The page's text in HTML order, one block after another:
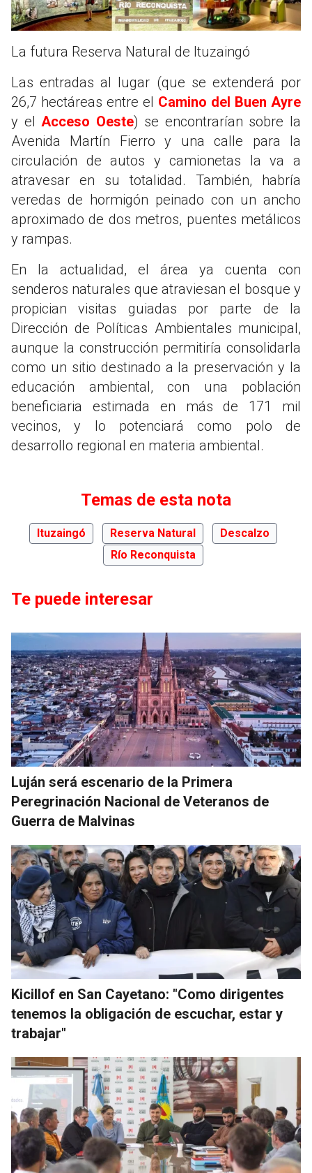
La futura Reserva Natural de Ituzaingó
Las entradas al lugar (que se extenderá por
26,7 hectáreas entre el Camino del Buen Ayre
y elAcceso Oeste) se encontrarían sobre la
Avenida Martín Fierro y una calle para la
circulación de autos y camionetas la va a
atravesar en su totalidad. También, habría
veredas de hormigón peinado con un ancho
aproximado de dos metros, puentes metálicos
y rampas.
En la actualidad, el área ya cuenta con
senderos naturales que atraviesan el bosque y
propician visitas guiadas por parte de la
Dirección de Políticas Ambientales municipal,
aunque la construcción permitiría consolidarla
como un sitio destinado a la preservación y la
educación ambiental, con una población
beneficiaria estimada en más de 171 mil
vecinos, y lo potenciará como polo de
desarrollo regional en materia ambiental.
Temas de esta nota
Ituzaingó Reserva Natural
Descalzo
Río Reconquista
Te puede interesar
Luján será escenario de la Primera
Peregrinación Nacional de Veteranos de
Guerra de Malvinas
Kicillof en San Cayetano: "Como dirigentes
tenemos la obligación de escuchar, estar y
trabajar"